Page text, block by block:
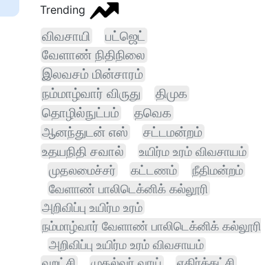
Trending
விவசாயி பட்ஜெட்
வேளாண் நிதிநிலை
இலவசம் மின்சாரம்
நம்மாழ்வார் விருது
திமுக
தொழில்நுட்பம்
தவெக
ஆனந்துடன் எஸ்
சட்டமன்றம்
உதயநிதி சவால்
உயிர்ம உரம் விவசாயம்
முதலமைச்சர்
கட்டணம்
நீதிமன்றம்
வேளாண் பாலிடெக்னிக் கல்லூரி
அறிவிப்பு உயிர்ம உரம்
நம்மாழ்வார் வேளாண் பாலிடெக்னிக் கல்லூரி
அறிவிப்பு உயிர்ம உரம் விவசாயம்